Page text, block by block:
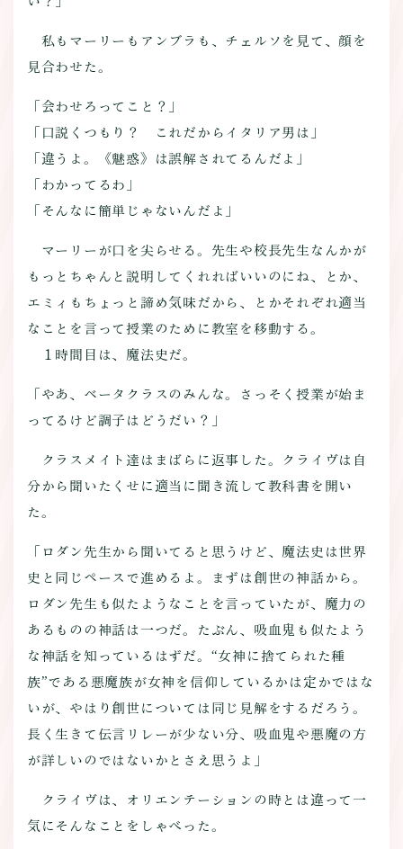
私もマーリーもアンブラも、チェルソを見て、顔を
見合わせた。
「会わせろってこと？」
「口説くつもり？ これだからイタリア男は」
「違うよ。《魅惑》は誤解されてるんだよ」
「わかってるわ」
「そんなに簡単じゃないんだよ」
マーリーが口を尖らせる。先生や校長先生なんかが
もっとちゃんと説明してくれればいいのにね、とか、
エミィもちょっと諦め気味だから、とかそれぞれ適当
なことを言って授業のために教室を移動する。
１時間目は、魔法史だ。
「やあ、ベータクラスのみんな。さっそく授業が始ま
ってるけど調子はどうだい？」
クラスメイト達はまばらに返事した。クライヴは自
分から聞いたくせに適当に聞き流して教科書を開い
た。
「ロダン先生から聞いてると思うけど、魔法史は世界
史と同じペースで進めるよ。まずは創世の神話から。
ロダン先生も似たようなことを言っていたが、魔力の
あるものの神話は一つだ。たぶん、吸血鬼も似たよう
な神話を知っているはずだ。“女神に捨てられた種
族”である悪魔族が女神を信仰しているかは定かではな
いが、やはり創世については同じ見解をするだろう。
長く生きて伝言リレーが少ない分、吸血鬼や悪魔の方
が詳しいのではないかとさえ思うよ」
クライヴは、オリエンテーションの時とは違って一
気にそんなことをしゃべった。